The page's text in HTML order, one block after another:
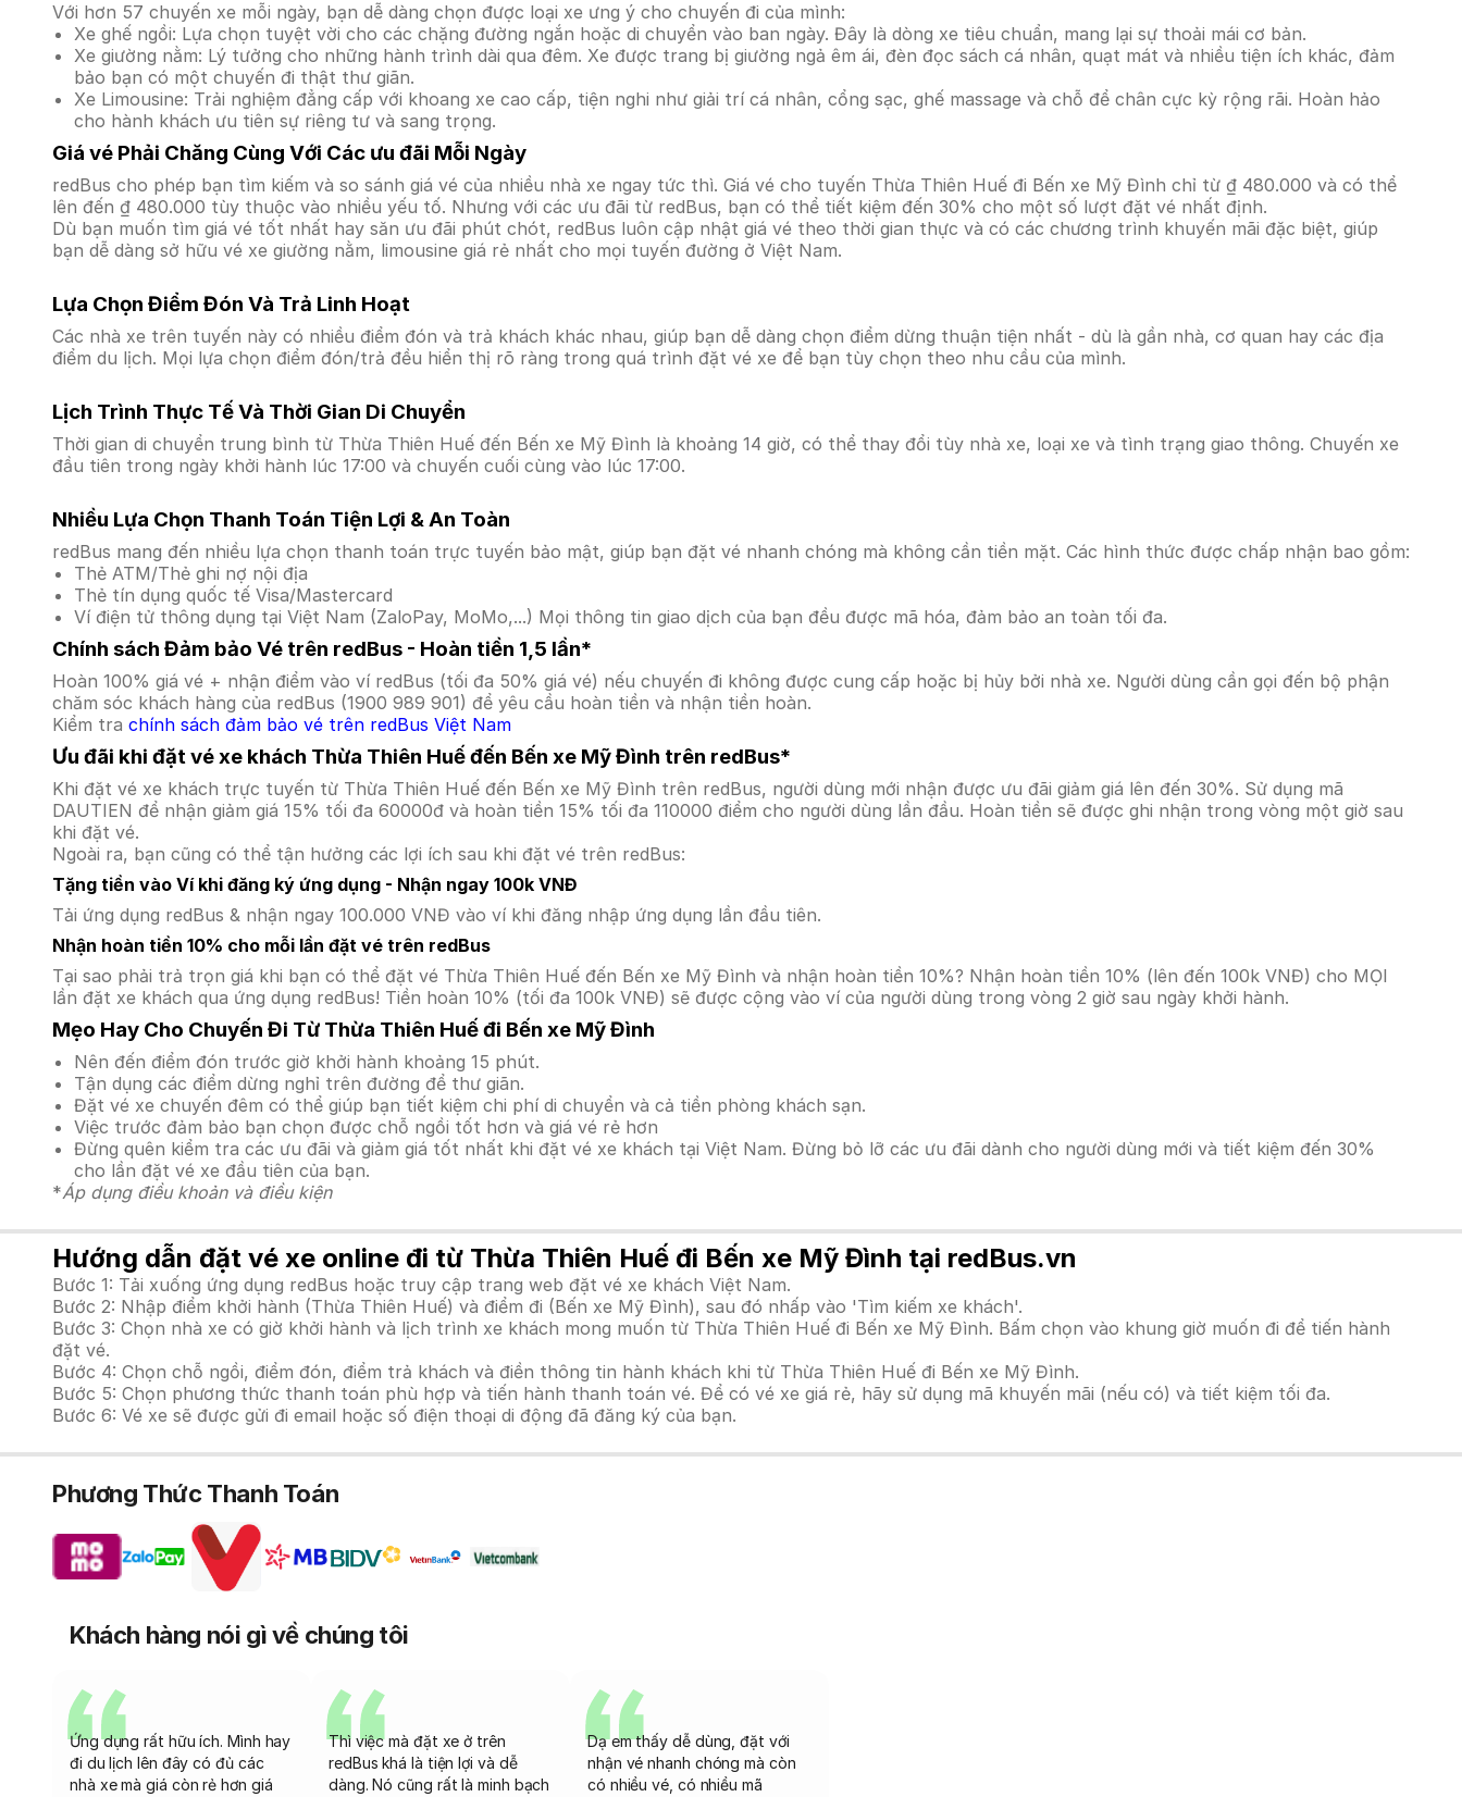
Với hơn 57 chuyến xe mỗi ngày, bạn dễ dàng chọn được loại xe ưng ý cho chuyến đi của mình:
Xe ghế ngồi: Lựa chọn tuyệt vời cho các chặng đường ngắn hoặc di chuyển vào ban ngày. Đây là dòng xe tiêu chuẩn, mang lại sự thoải mái cơ bản.
Xe giường nằm: Lý tưởng cho những hành trình dài qua đêm. Xe được trang bị giường ngả êm ái, đèn đọc sách cá nhân, quạt mát và nhiều tiện ích khác, đảm
bảo bạn có một chuyến đi thật thư giãn.
Xe Limousine: Trải nghiệm đẳng cấp với khoang xe cao cấp, tiện nghi như giải trí cá nhân, cổng sạc, ghế massage và chỗ để chân cực kỳ rộng rãi. Hoàn hảo
cho hành khách ưu tiên sự riêng tư và sang trọng.
Giá vé Phải Chăng Cùng Với Các ưu đãi Mỗi Ngày
redBus cho phép bạn tìm kiếm và so sánh giá vé của nhiều nhà xe ngay tức thì. Giá vé cho tuyến Thừa Thiên Huế đi Bến xe Mỹ Đình chỉ từ ₫ 480.000 và có thể
lên đến ₫ 480.000 tùy thuộc vào nhiều yếu tố. Nhưng với các ưu đãi từ redBus, bạn có thể tiết kiệm đến 30% cho một số lượt đặt vé nhất định.
Dù bạn muốn tìm giá vé tốt nhất hay săn ưu đãi phút chót, redBus luôn cập nhật giá vé theo thời gian thực và có các chương trình khuyến mãi đặc biệt, giúp
bạn dễ dàng sở hữu vé xe giường nằm, limousine giá rẻ nhất cho mọi tuyến đường ở Việt Nam.
Lựa Chọn Điểm Đón Và Trả Linh Hoạt
Các nhà xe trên tuyến này có nhiều điểm đón và trả khách khác nhau, giúp bạn dễ dàng chọn điểm dừng thuận tiện nhất - dù là gần nhà, cơ quan hay các địa
điểm du lịch. Mọi lựa chọn điểm đón/trả đều hiển thị rõ ràng trong quá trình đặt vé xe để bạn tùy chọn theo nhu cầu của mình.
Lịch Trình Thực Tế Và Thời Gian Di Chuyển
Thời gian di chuyển trung bình từ Thừa Thiên Huế đến Bến xe Mỹ Đình là khoảng 14 giờ, có thể thay đổi tùy nhà xe, loại xe và tình trạng giao thông. Chuyến xe
đầu tiên trong ngày khởi hành lúc 17:00 và chuyến cuối cùng vào lúc 17:00.
Nhiều Lựa Chọn Thanh Toán Tiện Lợi & An Toàn
redBus mang đến nhiều lựa chọn thanh toán trực tuyến bảo mật, giúp bạn đặt vé nhanh chóng mà không cần tiền mặt. Các hình thức được chấp nhận bao gồm:
Thẻ ATM/Thẻ ghi nợ nội địa
Thẻ tín dụng quốc tế Visa/Mastercard
Ví điện tử thông dụng tại Việt Nam (ZaloPay, MoMo,...) Mọi thông tin giao dịch của bạn đều được mã hóa, đảm bảo an toàn tối đa.
Chính sách Đảm bảo Vé trên redBus - Hoàn tiền 1,5 lần*
Hoàn 100% giá vé + nhận điểm vào ví redBus (tối đa 50% giá vé) nếu chuyến đi không được cung cấp hoặc bị hủy bởi nhà xe. Người dùng cần gọi đến bộ phận
chăm sóc khách hàng của redBus (1900 989 901) để yêu cầu hoàn tiền và nhận tiền hoàn.
Kiểm tra chính sách đảm bảo vé trên redBus Việt Nam
Ưu đãi khi đặt vé xe khách Thừa Thiên Huế đến Bến xe Mỹ Đình trên redBus*
Khi đặt vé xe khách trực tuyến từ Thừa Thiên Huế đến Bến xe Mỹ Đình trên redBus, người dùng mới nhận được ưu đãi giảm giá lên đến 30%. Sử dụng mã
DAUTIEN để nhận giảm giá 15% tối đa 60000đ và hoàn tiền 15% tối đa 110000 điểm cho người dùng lần đầu. Hoàn tiền sẽ được ghi nhận trong vòng một giờ sau
khi đặt vé.
Ngoài ra, bạn cũng có thể tận hưởng các lợi ích sau khi đặt vé trên redBus:
Tặng tiền vào Ví khi đăng ký ứng dụng - Nhận ngay 100k VNĐ
Tải ứng dụng redBus & nhận ngay 100.000 VNĐ vào ví khi đăng nhập ứng dụng lần đầu tiên.
Nhận hoàn tiền 10% cho mỗi lần đặt vé trên redBus
Tại sao phải trả trọn giá khi bạn có thể đặt vé Thừa Thiên Huế đến Bến xe Mỹ Đình và nhận hoàn tiền 10%? Nhận hoàn tiền 10% (lên đến 100k VNĐ) cho MỌI
lần đặt xe khách qua ứng dụng redBus! Tiền hoàn 10% (tối đa 100k VNĐ) sẽ được cộng vào ví của người dùng trong vòng 2 giờ sau ngày khởi hành.
Mẹo Hay Cho Chuyến Đi Từ Thừa Thiên Huế đi Bến xe Mỹ Đình
Nên đến điểm đón trước giờ khởi hành khoảng 15 phút.
Tận dụng các điểm dừng nghỉ trên đường để thư giãn.
Đặt vé xe chuyến đêm có thể giúp bạn tiết kiệm chi phí di chuyển và cả tiền phòng khách sạn.
Việc trước đảm bảo bạn chọn được chỗ ngồi tốt hơn và giá vé rẻ hơn
Đừng quên kiểm tra các ưu đãi và giảm giá tốt nhất khi đặt vé xe khách tại Việt Nam. Đừng bỏ lỡ các ưu đãi dành cho người dùng mới và tiết kiệm đến 30%
cho lần đặt vé xe đầu tiên của bạn.
*Áp dụng điều khoản và điều kiện
Hướng dẫn đặt vé xe online đi từ Thừa Thiên Huế đi Bến xe Mỹ Đình tại redBus.vn
Bước 1: Tải xuống ứng dụng redBus hoặc truy cập trang web đặt vé xe khách Việt Nam.
Bước 2: Nhập điểm khởi hành (Thừa Thiên Huế) và điểm đi (Bến xe Mỹ Đình), sau đó nhấp vào 'Tìm kiếm xe khách'.
Bước 3: Chọn nhà xe có giờ khởi hành và lịch trình xe khách mong muốn từ Thừa Thiên Huế đi Bến xe Mỹ Đình. Bấm chọn vào khung giờ muốn đi để tiến hành
đặt vé.
Bước 4: Chọn chỗ ngồi, điểm đón, điểm trả khách và điền thông tin hành khách khi từ Thừa Thiên Huế đi Bến xe Mỹ Đình.
Bước 5: Chọn phương thức thanh toán phù hợp và tiến hành thanh toán vé. Để có vé xe giá rẻ, hãy sử dụng mã khuyến mãi (nếu có) và tiết kiệm tối đa.
Bước 6: Vé xe sẽ được gửi đi email hoặc số điện thoại di động đã đăng ký của bạn.
Phương Thức Thanh Toán
Khách hàng nói gì về chúng tôi
Ứng dụng rất hữu ích. Mình hay
đi du lịch lên đây có đủ các
nhà xe mà giá còn rẻ hơn giá
Thì việc mà đặt xe ở trên
redBus khá là tiện lợi và dễ
dàng. Nó cũng rất là minh bạch
Dạ em thấy dễ dùng, đặt với
nhận vé nhanh chóng mà còn
có nhiều vé, có nhiều mã